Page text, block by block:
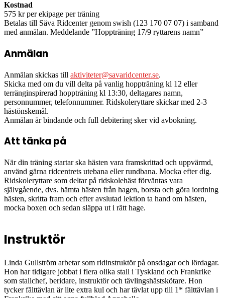
Kostnad
575 kr per ekipage per träning
Betalas till Säva Ridcenter genom swish (123 170 07 07) i samband
med anmälan. Meddelande ”Hoppträning 17/9 ryttarens namn”
Anmälan
Anmälan skickas till aktiviteter@savaridcenter.se.
Skicka med om du vill delta på vanlig hoppträning kl 12 eller
terränginspirerad hoppträning kl 13:30, deltagares namn,
personnummer, telefonnummer. Ridskoleryttare skickar med 2-3
hästönskemål.
Anmälan är bindande och full debitering sker vid avbokning.
Att tänka på
När din träning startar ska hästen vara framskrittad och uppvärmd,
använd gärna ridcentrets utebana eller rundbana. Mocka efter dig.
Ridskoleryttare som deltar på ridskolehäst förväntas vara
självgående, dvs. hämta hästen från hagen, borsta och göra iordning
hästen, skritta fram och efter avslutad lektion ta hand om hästen,
mocka boxen och sedan släppa ut i rätt hage.
Instruktör
Linda Gullström arbetar som ridinstruktör på onsdagar och lördagar.
Hon har tidigare jobbat i flera olika stall i Tyskland och Frankrike
som stallchef, beridare, instruktör och tävlingshästskötare. Hon
tycker fälttävlan är lite extra kul och har tävlat upp till 1* fälttävlan i